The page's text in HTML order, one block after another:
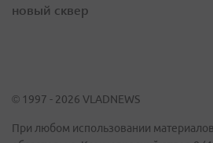
новый сквер
© 1997 - 2026 VLADNEWS
При любом использовании